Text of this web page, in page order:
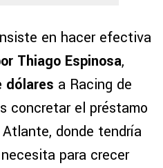
en hacer efectiva
Thiago Espinosa,
dólares a Racing de
concretar el préstamo
donde tendría
para crecer